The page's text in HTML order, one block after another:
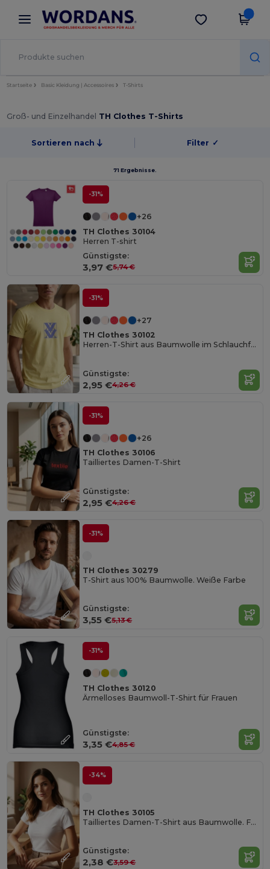
× Wordans App
Bessere Preise in der App!
App holen
Startseite Basic Kleidung | Accessoires T-Shirts
Groß- und Einzelhandel TH Clothes T-Shirts
Sortieren nach Filter ✓
71 Ergebnisse.
-31%
+26
TH Clothes 30104
Herren T-shirt
Günstigste:
3,97 €5,74 €
-31%
+27
TH Clothes 30102
Herren-T-Shirt aus Baumwolle im Schlauchformat
Günstigste:
2,95 €4,26 €
-31%
+26
TH Clothes 30106
Tailliertes Damen-T-Shirt
Günstigste:
2,95 €4,26 €
-31%
TH Clothes 30279
T-Shirt aus 100% Baumwolle. Weiße Farbe
Günstigste:
3,55 €5,13 €
-31%
TH Clothes 30120
Ärmelloses Baumwoll-T-Shirt für Frauen
Günstigste:
3,35 €4,85 €
-34%
TH Clothes 30105
Tailliertes Damen-T-Shirt aus Baumwolle. Farbe Weiß
Günstigste:
2,38 €3,59 €